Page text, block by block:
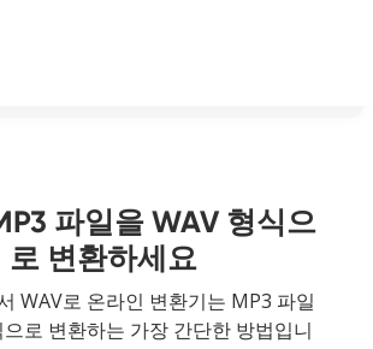
파일을 WAV 형식으
로 변환하세요
WAV로 온라인 변환기는 MP3 파일
로 변환하는 가장 간단한 방법입니